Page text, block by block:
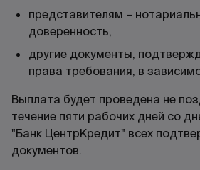
представителям –
доверенность,
другие документы,
права требования, в
Выплата будет проведена не
течение пяти рабочих дней со
"Банк ЦентрКредит" всех
документов.